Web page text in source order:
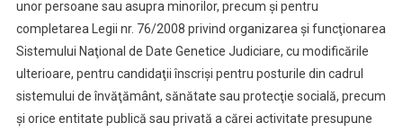
unor persoane sau asupra minorilor, precum şi pentru
completarea Legii nr. 76/2008 privind organizarea şi funcţionarea
Sistemului Naţional de Date Genetice Judiciare, cu modificările
ulterioare, pentru candidaţii înscrişi pentru posturile din cadrul
sistemului de învăţământ, sănătate sau protecţie socială, precum
şi orice entitate publică sau privată a cărei activitate presupune